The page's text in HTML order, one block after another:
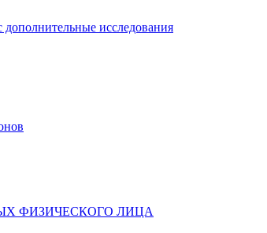
исследования
ФИЗИЧЕСКОГО ЛИЦА